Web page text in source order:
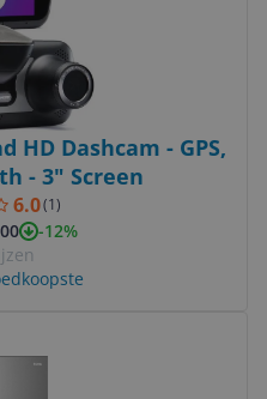
HD Dashcam - GPS,
- 3" Screen
6.0(1)
-12%